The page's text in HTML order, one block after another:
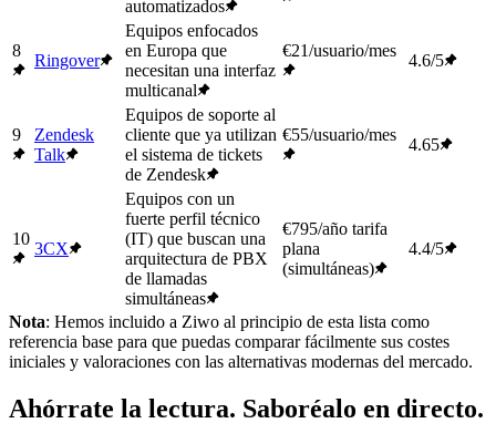
automatizados
8
Ringover
Equipos enfocados
en Europa que
necesitan una interfaz
multicanal
€21/usuario/mes
4.6/5
9
Zendesk
Talk
Equipos de soporte al
cliente que ya utilizan
el sistema de tickets
de Zendesk
€55/usuario/mes
4.65
10
3CX
Equipos con un
fuerte perfil técnico
(IT) que buscan una
arquitectura de PBX
de llamadas
simultáneas
€795/año tarifa
plana
(simultáneas)
4.4/5
Nota: Hemos incluido a Ziwo al principio de esta lista como
referencia base para que puedas comparar fácilmente sus costes
iniciales y valoraciones con las alternativas modernas del mercado.
Ahórrate la lectura. Saboréalo en directo.